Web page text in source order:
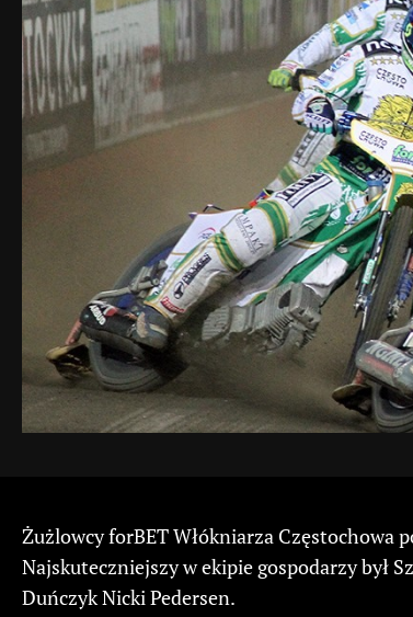
Żużlowcy forBET Włókniarza Częstochowa
Najskuteczniejszy w ekipie gospodarzy był
Duńczyk Nicki Pedersen.